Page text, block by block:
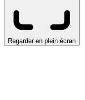
Regarder en plein écran